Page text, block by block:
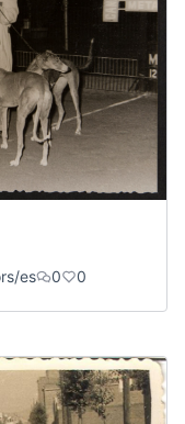
participant
es 0 0